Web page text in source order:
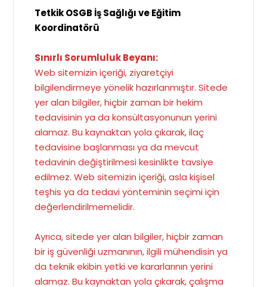
Tetkik OSGB İş Sağlığı ve Eğitim
Koordinatörü
Sınırlı Sorumluluk Beyanı:
Web sitemizin içeriği, ziyaretçiyi
bilgilendirmeye yönelik hazırlanmıştır. Sitede
yer alan bilgiler, hiçbir zaman bir hekim
tedavisinin ya da konsültasyonunun yerini
alamaz. Bu kaynaktan yola çıkarak, ilaç
tedavisine başlanması ya da mevcut
tedavinin değiştirilmesi kesinlikte tavsiye
edilmez. Web sitemizin içeriği, asla kişisel
teşhis ya da tedavi yönteminin seçimi için
değerlendirilmemelidir.
Ayrıca, sitede yer alan bilgiler, hiçbir zaman
bir iş güvenliği uzmanının, ilgili mühendisin ya
da teknik ekibin yetki ve kararlarının yerini
alamaz. Bu kaynaktan yola çıkarak, çalışma